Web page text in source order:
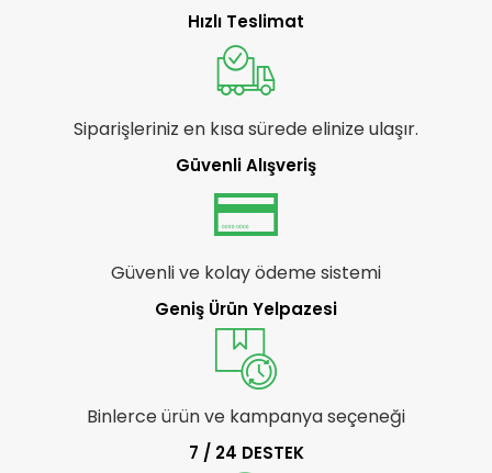
Hızlı Teslimat
Siparişleriniz en kısa sürede elinize ulaşır.
Güvenli Alışveriş
Güvenli ve kolay ödeme sistemi
Geniş Ürün Yelpazesi
Binlerce ürün ve kampanya seçeneği
7 / 24 DESTEK